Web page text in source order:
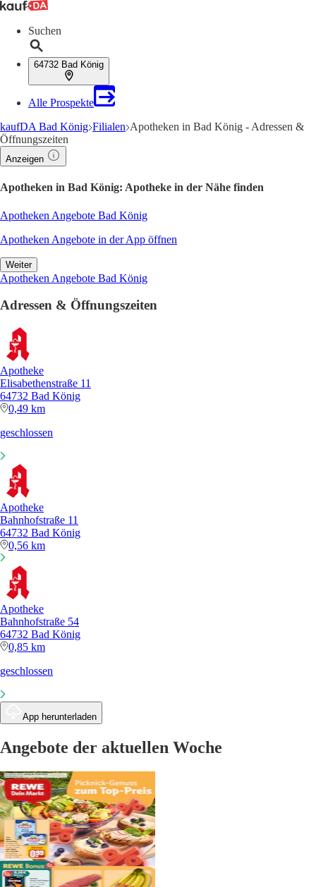
Suchen
64732 Bad König
Alle Prospekte
kaufDA Bad König Filialen Apotheken in Bad König - Adressen &
Öffnungszeiten
Anzeigen
Apotheken in Bad König: Apotheke in der Nähe finden
Apotheken Angebote Bad König
Apotheken Angebote in der App öffnen
Weiter
Apotheken Angebote Bad König
Adressen & Öffnungszeiten
Apotheke
Elisabethenstraße 11
64732 Bad König
0,49 km
geschlossen
Apotheke
Bahnhofstraße 11
64732 Bad König
0,56 km
Apotheke
Bahnhofstraße 54
64732 Bad König
0,85 km
geschlossen
App herunterladen
Angebote der aktuellen Woche